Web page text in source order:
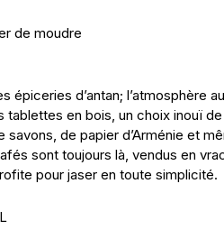
de moudre
épiceries d’antan; l’atmosphère
en bois, un choix inouï de
de papier d’Arménie et
sont toujours là, vendus en
pour jaser en toute simplicité.